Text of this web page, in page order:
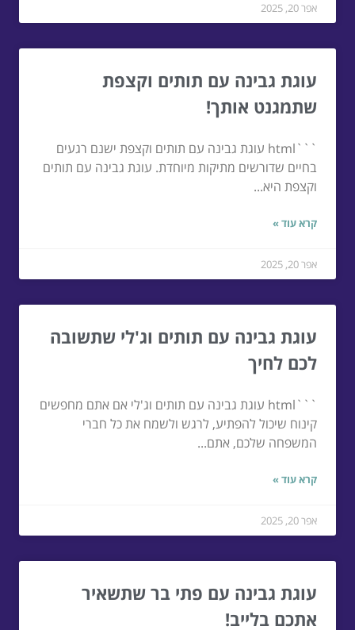
אפר 20, 2025
עוגת גבינה עם תותים וקצפת
שתמגנט אותך!
```html עוגת גבינה עם תותים וקצפת ישנם רגעים
בחיים שדורשים מתיקות מיוחדת. עוגת גבינה עם תותים
וקצפת היא...
קרא עוד »
אפר 20, 2025
עוגת גבינה עם תותים וג'לי שתשובה
לכם לחיך
```html עוגת גבינה עם תותים וג'לי אם אתם מחפשים
קינוח שיכול להפתיע, לרגש ולשמח את כל חברי
המשפחה שלכם, אתם...
קרא עוד »
אפר 20, 2025
עוגת גבינה עם פתי בר שתשאיר
אתכם בלייב!